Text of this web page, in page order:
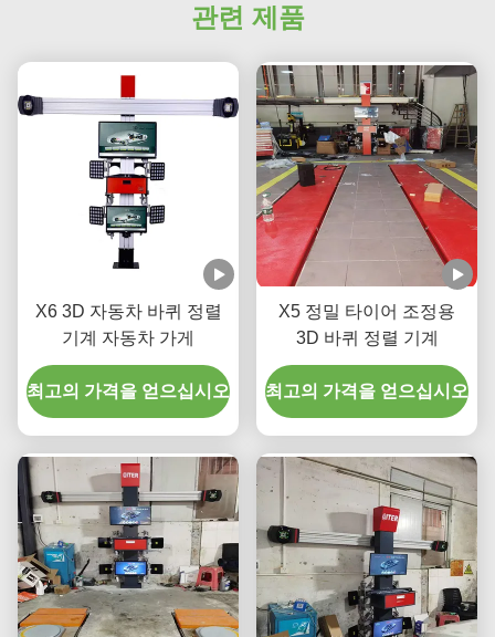
관련 제품
X6 3D 자동차 바퀴 정렬
기계 자동차 가게
최고의 가격을 얻으십시오
X5 정밀 타이어 조정용
3D 바퀴 정렬 기계
최고의 가격을 얻으십시오